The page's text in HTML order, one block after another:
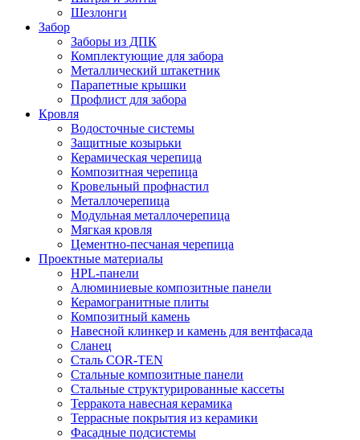
Шезлонги
Забор
Заборы из ДПК
Комплектующие для забора
Металлический штакетник
Парапетные крышки
Профлист для забора
Кровля
Водосточные системы
Защитные козырьки
Керамическая черепица
Композитная черепица
Кровельный профнастил
Металлочерепица
Модульная металлочерепица
Мягкая кровля
Цементно-песчаная черепица
Проектные материалы
HPL-панели
Алюминиевые композитные панели
Керамогранитные плиты
Композитный камень
Навесной клинкер и камень для вентфасада
Сланец
Сталь COR-TEN
Стальные композитные панели
Стальные структурированные кассеты
Терракота навесная керамика
Террасные покрытия из керамики
Фасадные подсистемы